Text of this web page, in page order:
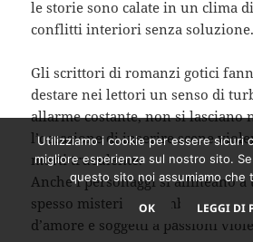
le storie sono calate in un clima
conflitti interiori senza soluzione.
Gli scrittori di romanzi gotici
destare nei lettori un senso di
allarme costante, non si lasciano
l’occasione di inserire scene
morti truculente.
Anche i personaggi si allineano
spesso misteriosi e ambigui sono
d’amore e soggetti a passioni
Utilizziamo i cookie per essere sicuri
migliore esperienza sul nostro sito.
questo sito noi assumiamo che
OK LEGGI DI